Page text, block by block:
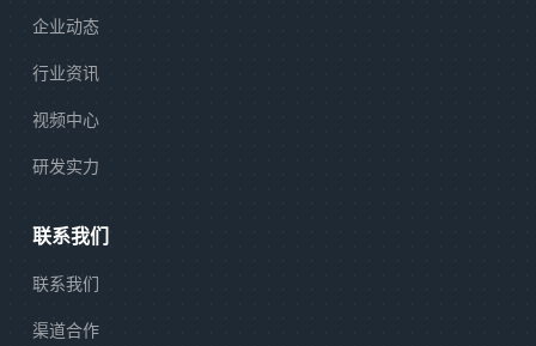
企业动态
行业资讯
视频中心
研发实力
联系我们
联系我们
渠道合作